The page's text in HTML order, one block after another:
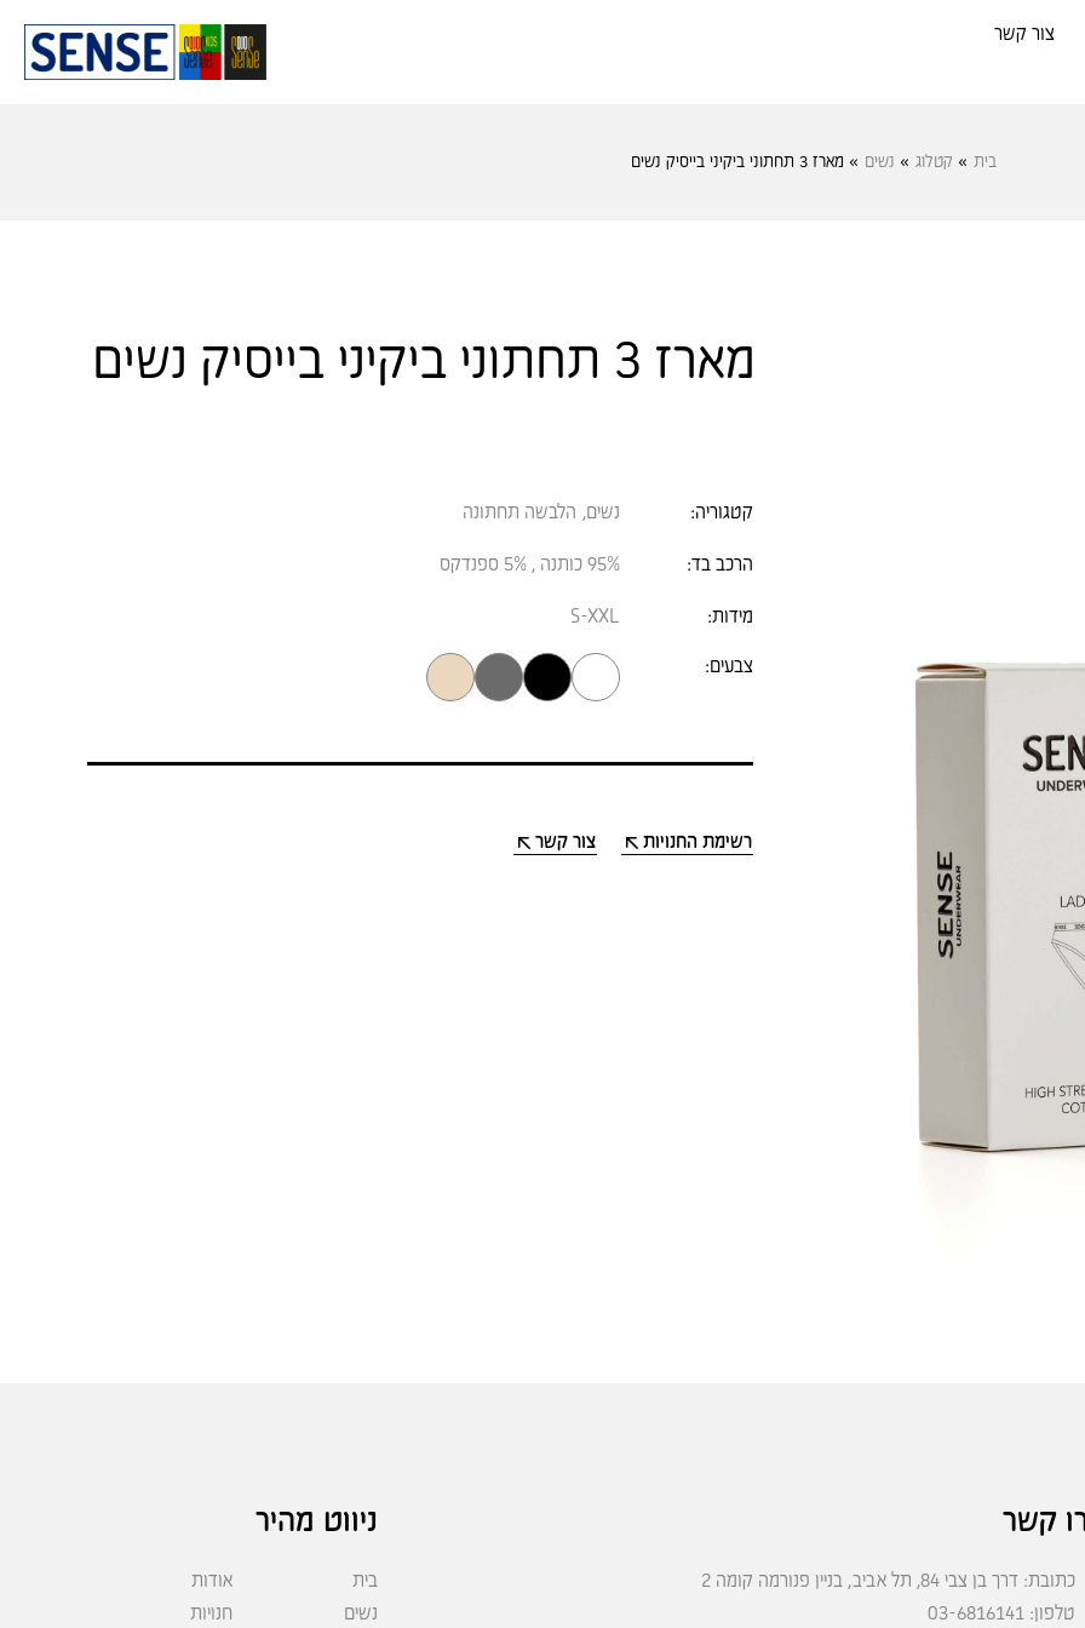
צור קשר
בית » קטלוג » נשים » מארז 3 תחתוני ביקיני בייסיק נשים
מארז 3 תחתוני ביקיני בייסיק נשים
קטגוריה:
הרכב בד:
מידות:
נשים, הלבשה תחתונה
95% כותנה , 5% ספנדקס
S-XXL
צבעים:
רשימת החנויות צור קשר
קשר
כתובת: דרך בן צבי 84, תל אביב, בניין פנורמה קומה 2
טלפון: 03-6816141
ניווט מהיר
בית
נשים
אודות
חנויות